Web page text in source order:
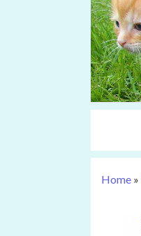
Home »